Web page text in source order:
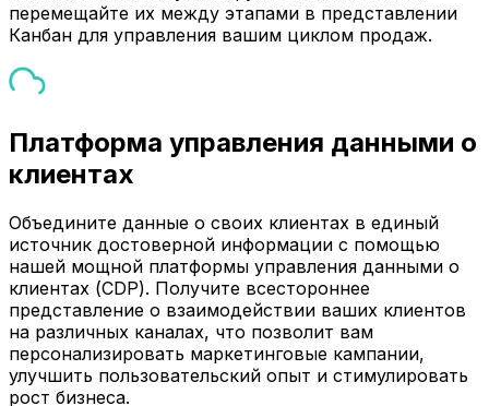
перемещайте их между этапами в представлении
Канбан для управления вашим циклом продаж.
Платформа управления данными о
клиентах
Объедините данные о своих клиентах в единый
источник достоверной информации с помощью
нашей мощной платформы управления данными о
клиентах (CDP). Получите всестороннее
представление о взаимодействии ваших клиентов
на различных каналах, что позволит вам
персонализировать маркетинговые кампании,
улучшить пользовательский опыт и стимулировать
рост бизнеса.